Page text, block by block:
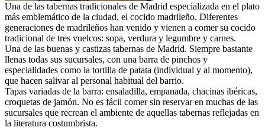
Una de las tabernas tradicionales de Madrid especializada en el plato
más emblemático de la ciudad, el cocido madrileño. Diferentes
generaciones de madrileños han venido y vienen a comer su cocido
tradicional de tres vuelcos: sopa, verdura y legumbre y carnes.
Una de las buenas y castizas tabernas de Madrid. Siempre bastante
llenas todas sus sucursales, con una barra de pinchos y
especialidades como la tortilla de patata (individual y al momento),
que hacen salivar al personal habitual del barrio.
Tapas variadas de la barra: ensaladilla, empanada, chacinas ibéricas,
croquetas de jamón. No es fácil comer sin reservar en muchas de las
sucursales que recrean el ambiente de aquellas tabernas reflejadas en
la literatura costumbrista.